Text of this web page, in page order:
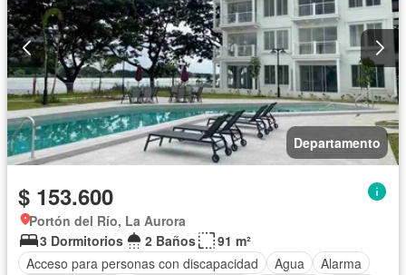
Departamento
$ 153.600
Portón del Río, La Aurora
3 Dormitorios
2 Baños
91 m²
Acceso para personas con discapacidad
Agua
Alarma